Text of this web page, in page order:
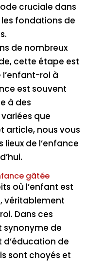
cruciale dans
les fondations de
de nombreux
cette étape est
l’enfant-roi à
est souvent
à des
que
article, nous vous
de l’enfance
gâtée
où l’enfant est
véritablement
Dans ces
synonyme de
de
sont choyés et